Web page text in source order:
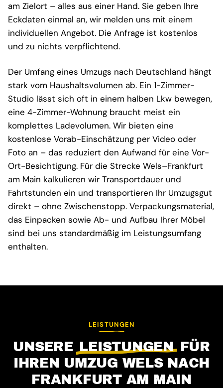
am Zielort – alles aus einer Hand. Sie geben Ihre
Eckdaten einmal an, wir melden uns mit einem
individuellen Angebot. Die Anfrage ist kostenlos
und zu nichts verpflichtend.
Der Umfang eines Umzugs nach Deutschland hängt
stark vom Haushaltsvolumen ab. Ein 1-Zimmer-
Studio lässt sich oft in einem halben Lkw bewegen,
eine 4-Zimmer-Wohnung braucht meist ein
komplettes Ladevolumen. Wir bieten eine
kostenlose Vorab-Einschätzung per Video oder
Foto an – das reduziert den Aufwand für eine Vor-
Ort-Besichtigung. Für die Strecke Wels–Frankfurt
am Main kalkulieren wir Transportdauer und
Fahrtstunden ein und transportieren Ihr Umzugsgut
direkt – ohne Zwischenstopp. Verpackungsmaterial,
das Einpacken sowie Ab- und Aufbau Ihrer Möbel
sind bei uns standardmäßig im Leistungsumfang
enthalten.
LEISTUNGEN
UNSERE LEISTUNGENFÜR
IHREN UMZUG WELS NACH
FRANKFURT AM MAIN